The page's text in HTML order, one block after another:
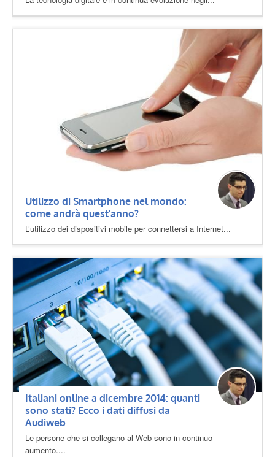
Utilizzo di Smartphone nel mondo:
come andrà quest’anno?
L’utilizzo dei dispositivi mobile per connettersi a Internet...
Italiani online a dicembre 2014: quanti
sono stati? Ecco i dati diffusi da
Audiweb
Le persone che si collegano al Web sono in continuo
aumento....